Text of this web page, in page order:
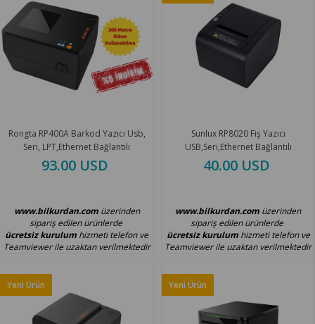
Rongta RP400A Barkod Yazıcı Usb,
Seri, LPT,Ethernet Bağlantılı
93.00 USD
www.bilkurdan.com üzerinden
sipariş edilen ürünlerde
ücretsiz kurulum hizmeti telefon ve
Teamviewer ile uzaktan verilmektedir
Sunlux RP8020 Fiş Yazıcı
USB,Seri,Ethernet Bağlantılı
40.00 USD
www.bilkurdan.com üzerinden
sipariş edilen ürünlerde
ücretsiz kurulumhizmeti telefon ve
Teamviewer ile uzaktan verilmektedir
Yeni Ürün Yeni Ürün